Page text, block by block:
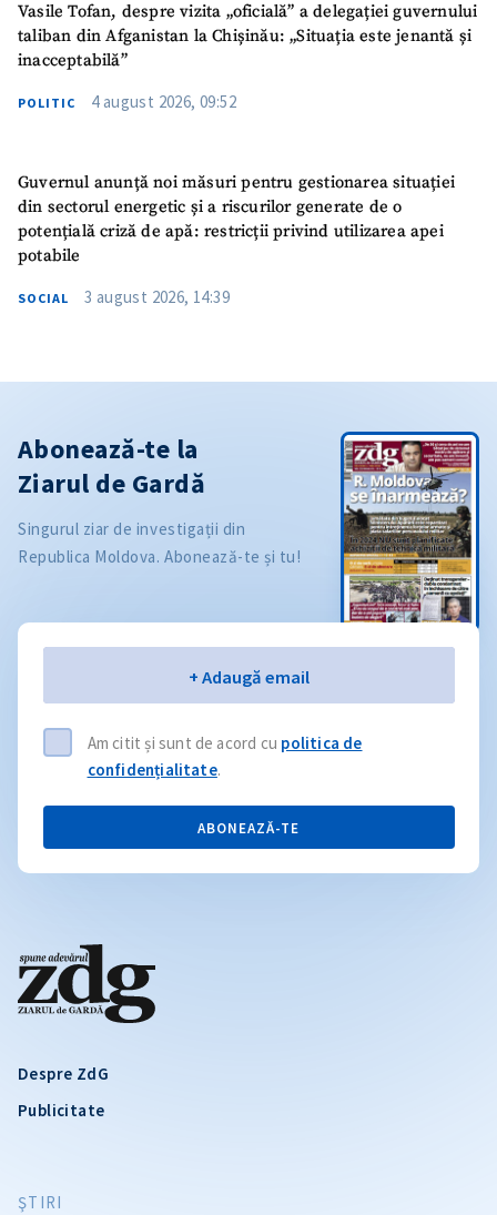
Vasile Tofan, despre vizita „oficială” a delegației guvernului
taliban din Afganistan la Chișinău: „Situația este jenantă și
inacceptabilă”
POLITIC 4 august 2026, 09:52
Guvernul anunță noi măsuri pentru gestionarea situației
din sectorul energetic și a riscurilor generate de o
potențială criză de apă: restricții privind utilizarea apei
potabile
SOCIAL 3 august 2026, 14:39
Despre ZdG
Publicitate
ŞTIRI
Abonează-te la
Ziarul de Gardă
Singurul ziar de investigații din
Republica Moldova. Abonează-te și tu!
+ Adaugă email
Am citit și sunt de acord cu politica de
confidențialitate.
ABONEAZĂ-TE